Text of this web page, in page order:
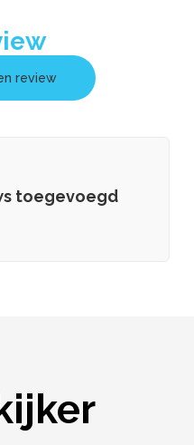
review
toegevoegd